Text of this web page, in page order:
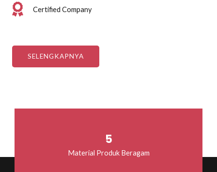
Certified Company
SELENGKAPNYA
5
Material Produk Beragam